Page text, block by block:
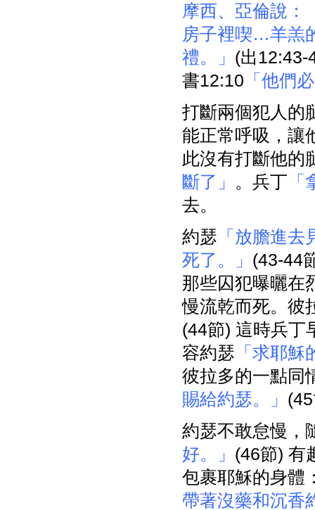
摩西、亞倫說
房子裡喫…羊羔
禮。」 (出12:43-
書12:10 「他們
打斷兩個犯人的
能正常呼吸，讓
此沒有打斷他的
斷了」 。兵丁
去。
約瑟 「放膽進
死了。」 (43-44
那些囚犯曝曬在
慢流乾而死。彼
(44節) 這時兵丁
容約瑟 「求耶穌
彼拉多的一點同
賜給約瑟。」
約瑟不敢怠慢，
好。」 (46節) 有
包裹耶穌的身體
帶著沒藥和沉香